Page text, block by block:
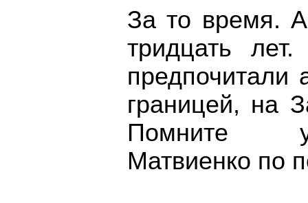
За то время.
тридцать
предпочитали
границей, на
Помните
Матвиенко по